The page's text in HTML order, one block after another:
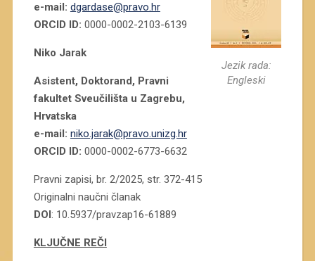
Jezik rada:
Engleski
e-mail: dgardase@pravo.hr
ORCID ID: 0000-0002-2103-6139
Niko Jarak
Asistent, Doktorand, Pravni
fakultet Sveučilišta u Zagrebu,
Hrvatska
e-mail: niko.jarak@pravo.unizg.hr
ORCID ID: 0000-0002-6773-6632
Pravni zapisi, br. 2/2025, str. 372-415
Originalni naučni članak
DOI: 10.5937/pravzap16-61889
KLJUČNE REČI